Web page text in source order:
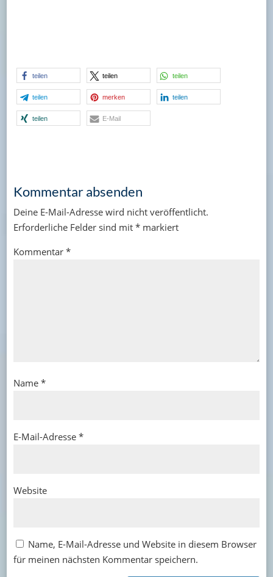
teilen teilen teilen
teilen merken teilen
teilen E-Mail
Kommentar absenden
Deine E-Mail-Adresse wird nicht veröffentlicht.
Erforderliche Felder sind mit *markiert
Kommentar *
Name *
E-Mail-Adresse *
Website
Name, E-Mail-Adresse und Website in diesem Browser
für meinen nächsten Kommentar speichern.